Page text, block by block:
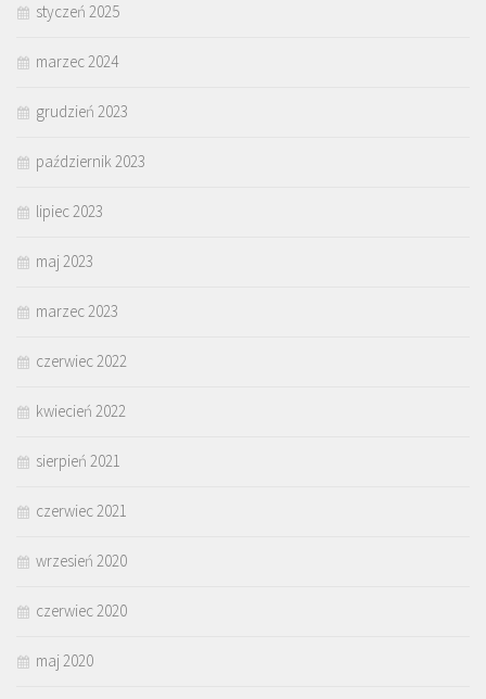
styczeń 2025
marzec 2024
grudzień 2023
październik 2023
lipiec 2023
maj 2023
marzec 2023
czerwiec 2022
kwiecień 2022
sierpień 2021
czerwiec 2021
wrzesień 2020
czerwiec 2020
maj 2020